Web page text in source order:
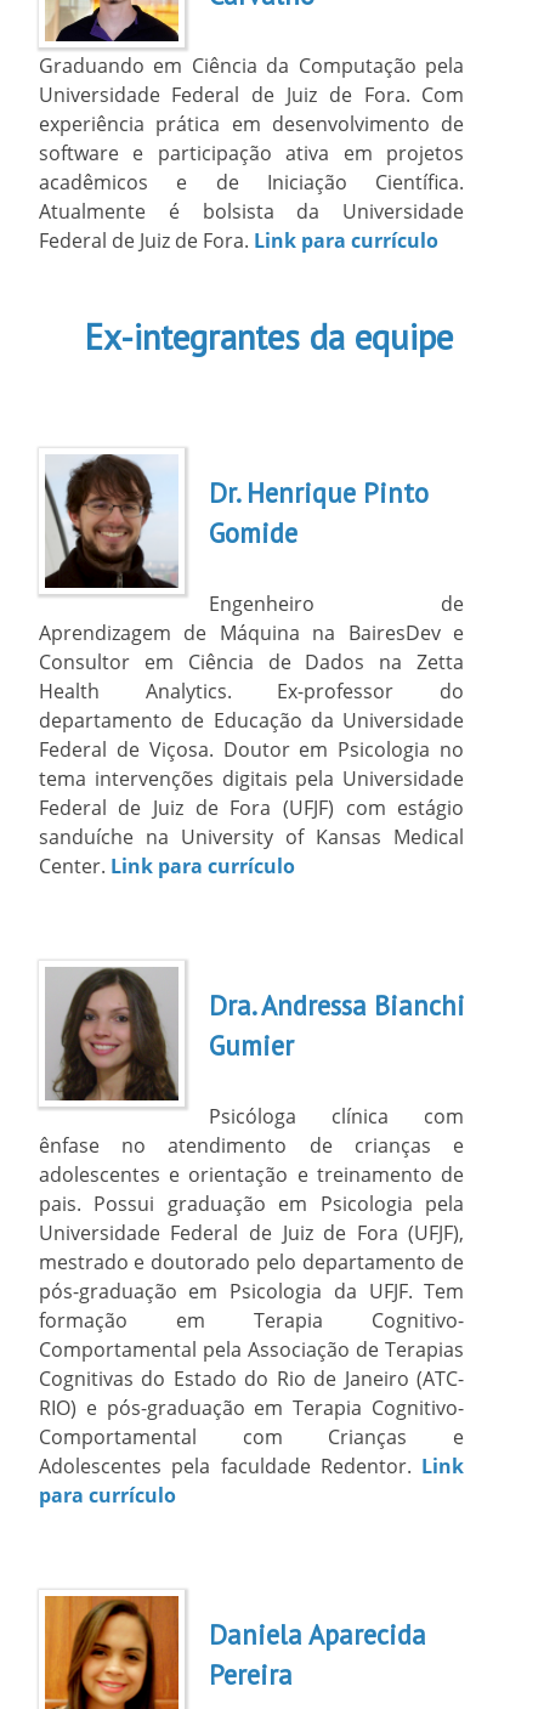
Graduando em Ciência da Computação pela
Universidade Federal de Juiz de Fora. Com
experiência prática em desenvolvimento de
software e participação ativa em projetos
acadêmicos e de Iniciação Científica.
Atualmente é bolsista da Universidade
Federal de Juiz de Fora. Link para currículo
Ex-integrantes da equipe
Dr. Henrique Pinto
Gomide
Engenheiro de
Aprendizagem de Máquina na BairesDev e
Consultor em Ciência de Dados na Zetta
Health Analytics. Ex-professor do
departamento de Educação da Universidade
Federal de Viçosa. Doutor em Psicologia no
tema intervenções digitais pela Universidade
Federal de Juiz de Fora (UFJF) com estágio
sanduíche na University of Kansas Medical
Center. Link para currículo
Dra. Andressa Bianchi
Gumier
Psicóloga clínica com
ênfase no atendimento de crianças e
adolescentes e orientação e treinamento de
pais. Possui graduação em Psicologia pela
Universidade Federal de Juiz de Fora (UFJF),
mestrado e doutorado pelo departamento de
pós-graduação em Psicologia da UFJF. Tem
formação em Terapia Cognitivo-
Comportamental pela Associação de Terapias
Cognitivas do Estado do Rio de Janeiro (ATC-
RIO) e pós-graduação em Terapia Cognitivo-
Comportamental com Crianças e
Adolescentes pela faculdade Redentor. Link
para currículo
Daniela Aparecida
Pereira